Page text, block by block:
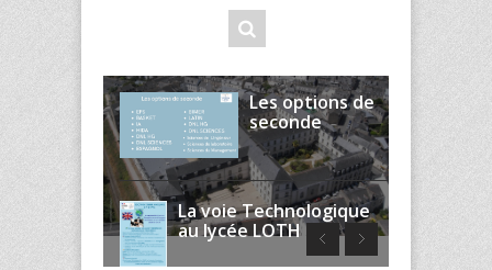
Les options de
seconde
La voie Technologique
au lycée LOTH